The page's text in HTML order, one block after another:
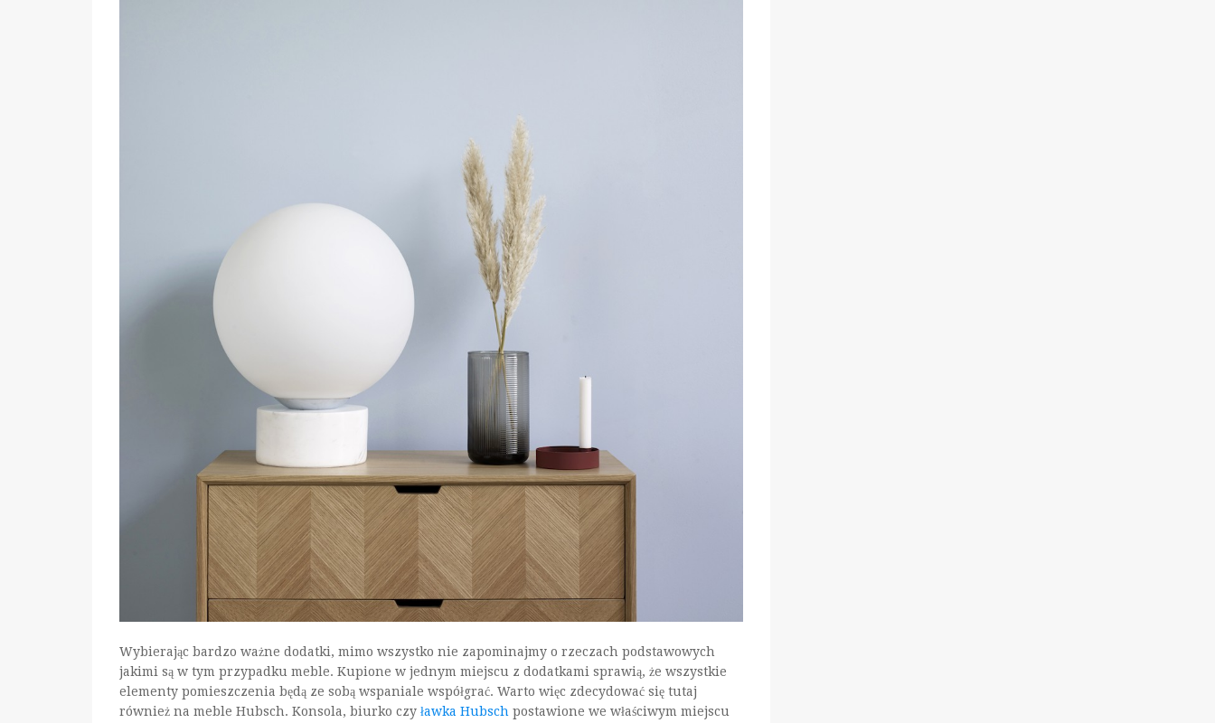
Wybierając bardzo ważne dodatki, mimo wszystko nie zapominajmy o rzeczach podstawowych
jakimi są w tym przypadku meble. Kupione w jednym miejscu z dodatkami sprawią, że wszystkie
elementy pomieszczenia będą ze sobą wspaniale współgrać. Warto więc zdecydować się tutaj
również na meble Hubsch. Konsola, biurko czy ławka Hubsch postawione we właściwym miejscu